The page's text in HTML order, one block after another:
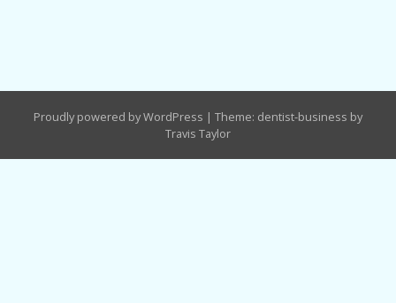
Proudly powered by WordPress | Theme: dentist-business by
Travis Taylor